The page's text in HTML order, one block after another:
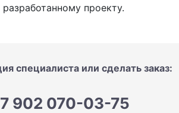
проекту.
специалиста или cделать заказ:
902 070-03-75